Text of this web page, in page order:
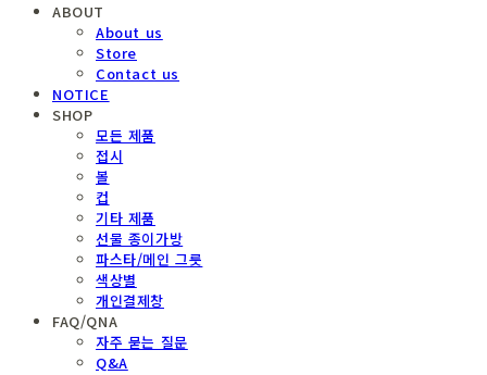
ABOUT
About us
Store
Contact us
NOTICE
SHOP
모든 제품
접시
볼
컵
기타 제품
선물 종이가방
파스타/메인 그릇
색상별
개인결제창
FAQ/QNA
자주 묻는 질문
Q&A